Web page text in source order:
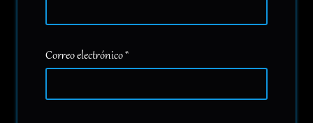
Correo electrónico*